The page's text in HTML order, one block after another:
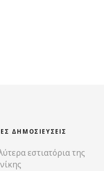
ΔΗΜΟΣΙΕΎΣΕΙΣ
εστιατόρια της